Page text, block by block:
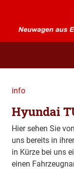
info
Hyundai
Hier sehen Sie
uns bereits in
in Kürze bei uns
einen